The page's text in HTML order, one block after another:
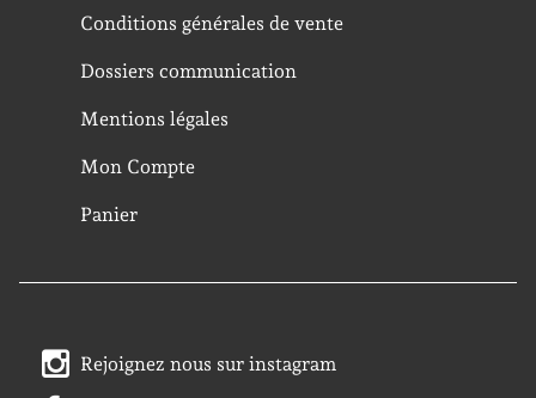
Conditions générales de vente
Dossiers communication
Mentions légales
Mon Compte
Panier
Rejoignez nous sur instagram